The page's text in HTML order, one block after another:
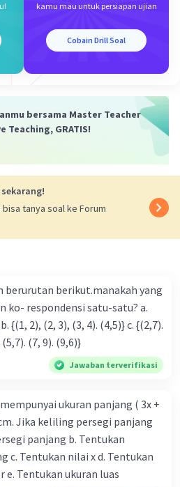
kamu mau untuk persiapan ujian
Cobain Drill Soal
bersama Master Teacher
Teaching, GRATIS!
bisa tanya soal ke Forum
berurutan berikut.manakah yang
satu? a.
d. {(3.4), (5,7). (7, 9). (9,6)}
Jawaban terverifikasi
ukuran panjang ( 3x +
Jika keliling persegi panjang
panjang b. Tentukan
c. Tentukan nilai x d. Tentukan
e. Tentukan ukuran luas